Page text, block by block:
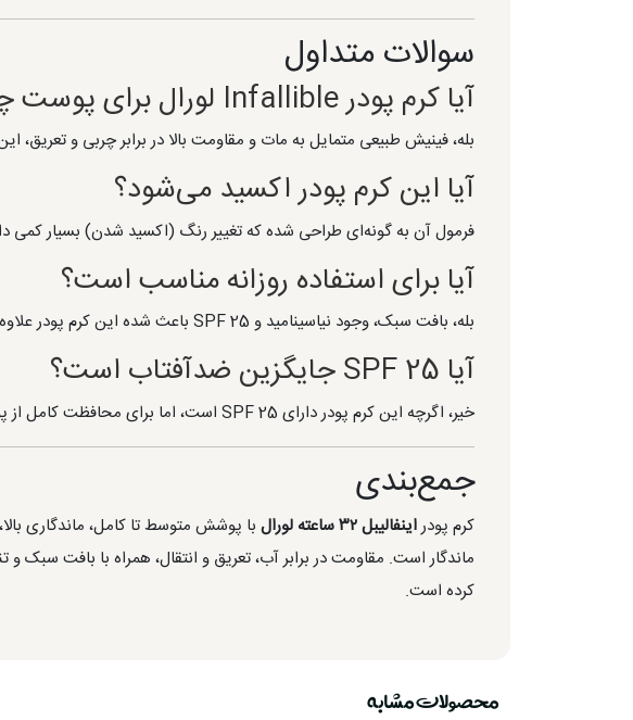
سوالات متداول
آیا کرم پودر Infallible لورال برای پوست چرب مناسب است؟
بله، فینیش طبیعی متمایل به مات و مقاومت بالا در برابر چربی و
آیا این کرم پودر اکسید می‌شود؟
فرمول آن به گونه‌ای طراحی شده که تغییر رنگ (اکسید شدن) بسیار کمی
آیا برای استفاده روزانه مناسب است؟
بله، بافت سبک، وجود نیاسینامید و SPF 25 باعث شده این کرم پودر علاوه بر ماندگاری بالا، برای استفاده روزانه نیز گزینه مناسبی باشد.
آیا SPF 25 جایگزین ضدآفتاب است؟
خیر، اگرچه این کرم پودر دارای SPF 25 است، اما برای محافظت کامل از پوست باید قبل از آن از ضدآفتاب مناسب استفاده کنید.
جمع‌بندی
کرم پودراینفالیبل ۳۲ ساعته لورال
با پوشش متوسط تا کامل، ماندگاری
ماندگار است. مقاومت در برابر آب، تعریق و انتقال، همراه با بافت سبک
کرده است.
محصولات مشابه